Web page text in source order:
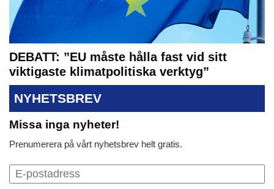
DEBATT: ”EU måste hålla fast vid sitt
viktigaste klimatpolitiska verktyg”
NYHETSBREV
Missa inga nyheter!
Prenumerera på vårt nyhetsbrev helt gratis.